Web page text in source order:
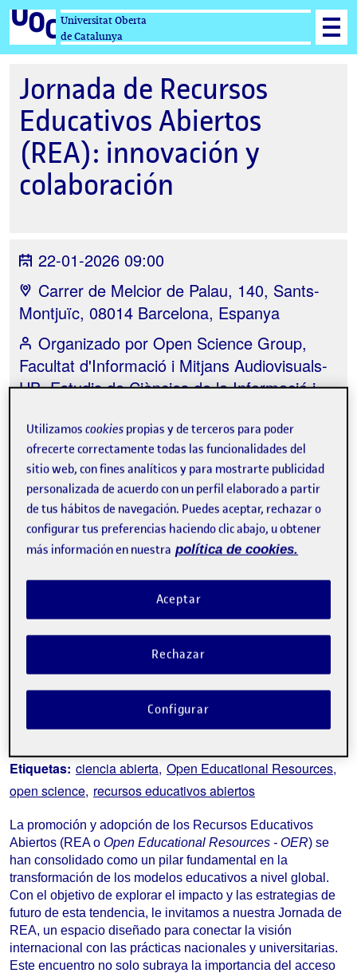
Universitat Oberta
de Catalunya
Jornada de Recursos
Educativos Abiertos
(REA): innovación y
colaboración
22-01-2026 09:00
Carrer de Melcior de Palau, 140, Sants-
Montjuïc, 08014 Barcelona, Espanya
Organizado por Open Science Group,
Facultat d'Informació i Mitjans Audiovisuals-
UB, Estudis de Ciències de la Informació i
Tweet
Contacto
Acerca del evento
Etiquetas: ciencia abierta Open Educational Resources
open science recursos educativos abiertos
La promoción y adopción de los Recursos Educativos
Abiertos (REA o Open Educational Resources - OER) se
han consolidado como un pilar fundamental en la
transformación de los modelos educativos a nivel global.
Con el objetivo de explorar el impacto y las estrategias de
futuro de esta tendencia, le invitamos a nuestra Jornada de
REA, un espacio diseñado para conectar la visión
internacional con las prácticas nacionales y universitarias.
Este encuentro no solo subraya la importancia del acceso
Utilizamoscookies propias y de terceros para poder
ofrecerte correctamente todas las funcionalidades del
sitio web, con fines analíticos y para mostrarte publicidad
personalizada de acuerdo con un perfil elaborado a partir
de tus hábitos de navegación. Puedes aceptar, rechazar o
configurar tus preferencias haciendo clic abajo, u obtener
más información en nuestra política de cookies.
Rechazar
Aceptar
Configurar